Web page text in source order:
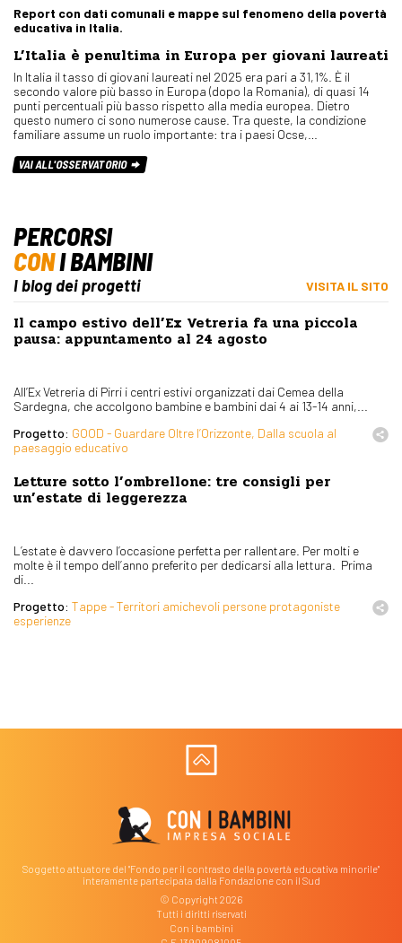
Report con dati comunali e mappe sul fenomeno della povertà
educativa in Italia.
L’Italia è penultima in Europa per giovani laureati
In Italia il tasso di giovani laureati nel 2025 era pari a 31,1%. È il
secondo valore più basso in Europa (dopo la Romania), di quasi 14
punti percentuali più basso rispetto alla media europea. Dietro
questo numero ci sono numerose cause. Tra queste, la condizione
familiare assume un ruolo importante: tra i paesi Ocse,…
VAI ALL'OSSERVATORIO
PERCORSI
CONI BAMBINI
I blog dei progetti VISITA IL SITO
Il campo estivo dell’Ex Vetreria fa una piccola
pausa: appuntamento al 24 agosto
All’Ex Vetreria di Pirri i centri estivi organizzati dai Cemea della
Sardegna, che accolgono bambine e bambini dai 4 ai 13-14 anni,...
Progetto: GOOD - Guardare Oltre l’Orizzonte, Dalla scuola al
paesaggio educativo
Letture sotto l’ombrellone: tre consigli per
un’estate di leggerezza
L’estate è davvero l’occasione perfetta per rallentare. Per molti e
molte è il tempo dell’anno preferito per dedicarsi alla lettura. Prima
di...
Progetto: Tappe - Territori amichevoli persone protagoniste
esperienze
Soggetto attuatore del "Fondo per il contrasto della povertà educativa minorile"
interamente partecipata dalla Fondazione con il Sud
© Copyright 2026
Tutti i diritti riservati
Con i bambini